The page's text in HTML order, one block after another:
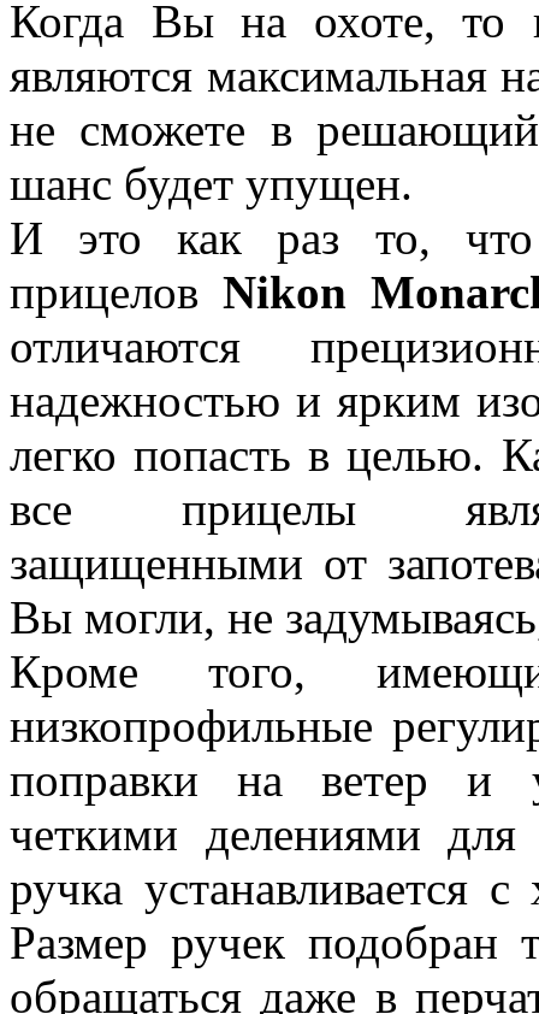
Когда Вы на охоте, то
являются максимальная
не сможете в
шанс будет упущен.
И это как раз то, что
прицелов Nikon
отличаются
надежностью и ярким
легко попасть в целью.
все прицелы
защищенными от
Вы могли, не
Кроме того,
низкопрофильные
поправки на ветер и
четкими делениями
ручка устанавливается
Размер ручек
обращаться даже в